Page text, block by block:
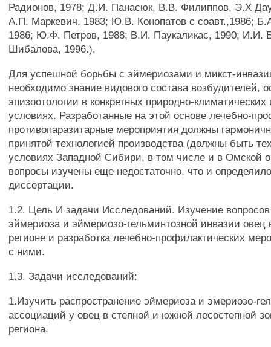
Радионов, 1978; Д.И. Панасюк, В.В. Филиппов, Э.Х
А.П. Маркевич, 1983; Ю.В. Конопатов с соавт.,1986;
1986; Ю.Ф. Петров, 1988; В.И. Паукаликас, 1990; И.И.
Шибалова, 1996.).
Для успешной борьбы с эймериозами и микст-
необходимо знание видового состава возбудителей,
эпизоотологии в конкретных природно-
условиях. Разработанные на этой основе лечебно-
противопаразитарные мероприятия должны
принятой технологией производства (должны быть
условиях Западной Сибири, в том числе и в Омской
вопросы изучены еще недостаточно, что и
диссертации.
1.2. Цель И задачи Исследований. Изучение вопросов
эймериоза и эймериозо-гельминтозной инвазии
регионе и разработка лечебно-профилактических
с ними.
1.3. Задачи исследований:
1.Изучить распространение эймериоза и эмериозо-
ассоциаций у овец в степной и южной лесостепной
региона.